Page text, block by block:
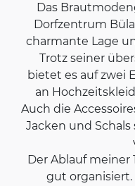
Das
Dorfzentrum
charmante Lage
Trotz seiner
bietet es auf zwei
an
Auch die
Jacken und
Der Ablauf meiner
gut